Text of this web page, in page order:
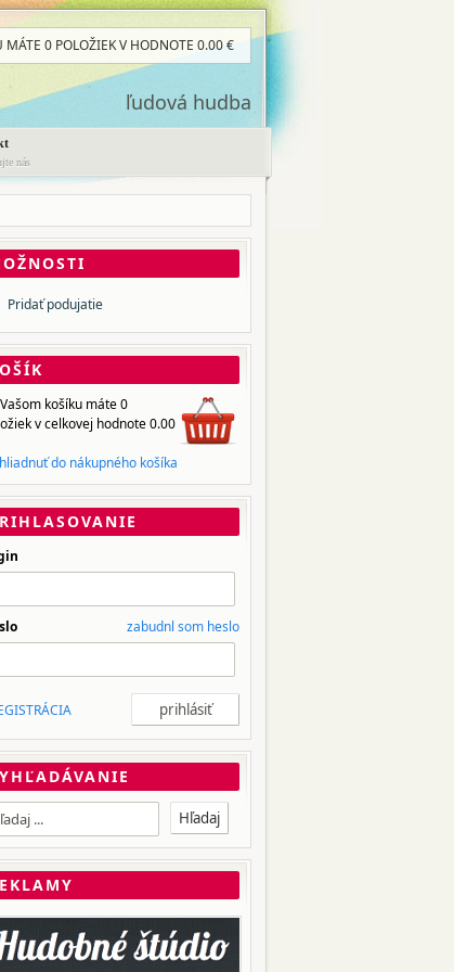
ľudová hudba
nás
MÁTE 0 POLOŽIEKV HODNOTE 0.00€
Pridať podujatie
košíku máte0
v celkovej hodnote0.00
do nákupného košíka
zabudnl som heslo